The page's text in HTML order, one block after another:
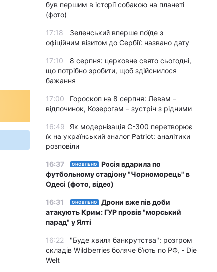
був першим в історії собакою на планеті
(фото)
17:18
Зеленський вперше поїде з
офіційним візитом до Сербії: названо дату
17:10
8 серпня: церковне свято сьогодні,
що потрібно зробити, щоб здійснилося
бажання
17:00
Гороскоп на 8 серпня: Левам –
відпочинок, Козерогам – зустріч з рідними
16:49
Як модернізація С-300 перетворює
їх на український аналог Patriot: аналітики
розповіли
16:37 ОНОВЛЕНО
Росія вдарила по
футбольному стадіону "Чорноморець" в
Одесі (фото, відео)
16:31 ОНОВЛЕНО
Дрони вже пів доби
атакують Крим: ГУР провів "морський
парад" у Ялті
16:22
"Буде хвиля банкрутства": розгром
складів Wildberries боляче бʼють по РФ, - Die
Welt